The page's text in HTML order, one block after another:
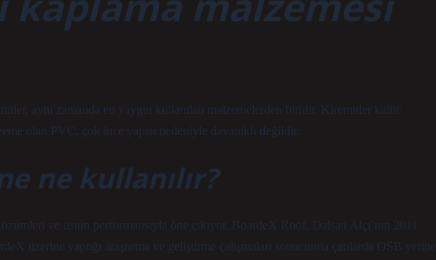
aynı zamanda en yaygın kullanılan malzemelerden biridir. Kiremitler kalite
olan PVC, çok ince yapısı nedeniyle dayanıklı değildir.
ne kullanılır?
ve üstün performansıyla öne çıkıyor. BoardeX Roof, Dalsan Alçı’nın 2011
üzerine yaptığı araştırma ve geliştirme çalışmaları sonucunda çatılarda OSB yerine